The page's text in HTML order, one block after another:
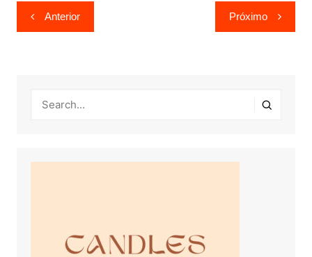
Navegação
de
Anterior Próximo